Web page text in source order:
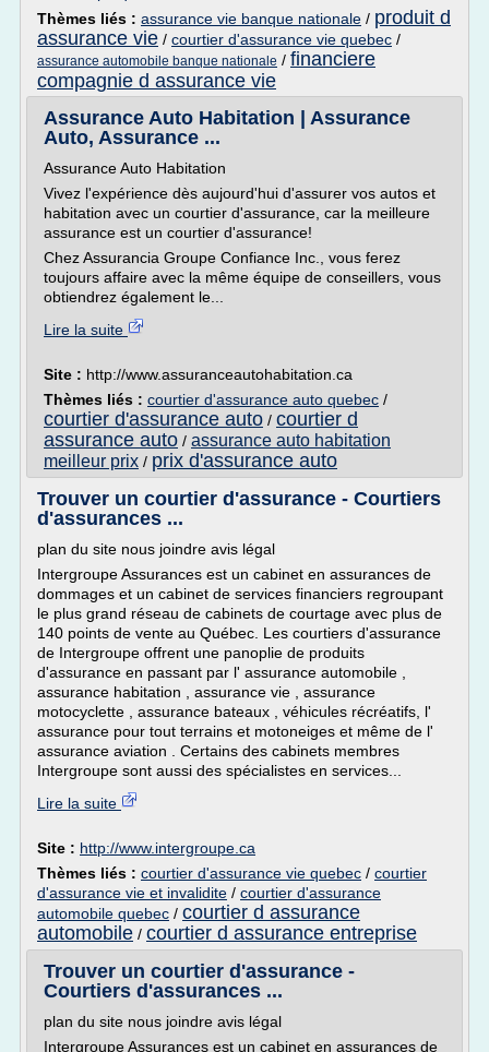
Thèmes liés : assurance vie banque nationale / produit d
assurance vie / courtier d'assurance vie quebec /
assurance automobile banque nationale / financiere
compagnie d assurance vie
Assurance Auto Habitation | Assurance
Auto, Assurance ...
Assurance Auto Habitation
Vivez l'expérience dès aujourd'hui d'assurer vos autos et
habitation avec un courtier d'assurance, car la meilleure
assurance est un courtier d'assurance!
Chez Assurancia Groupe Confiance Inc., vous ferez
toujours affaire avec la même équipe de conseillers, vous
obtiendrez également le...
Lire la suite
Site : http://www.assuranceautohabitation.ca
Thèmes liés : courtier d'assurance auto quebec /
courtier d'assurance auto / courtier d
assurance auto / assurance auto habitation
meilleur prix / prix d'assurance auto
Trouver un courtier d'assurance - Courtiers
d'assurances ...
plan du site nous joindre avis légal
Intergroupe Assurances est un cabinet en assurances de
dommages et un cabinet de services financiers regroupant
le plus grand réseau de cabinets de courtage avec plus de
140 points de vente au Québec. Les courtiers d'assurance
de Intergroupe offrent une panoplie de produits
d'assurance en passant par l' assurance automobile ,
assurance habitation , assurance vie , assurance
motocyclette , assurance bateaux , véhicules récréatifs, l'
assurance pour tout terrains et motoneiges et même de l'
assurance aviation . Certains des cabinets membres
Intergroupe sont aussi des spécialistes en services...
Lire la suite
Site : http://www.intergroupe.ca
Thèmes liés : courtier d'assurance vie quebec / courtier
d'assurance vie et invalidite / courtier d'assurance
automobile quebec / courtier d assurance
automobile / courtier d assurance entreprise
Trouver un courtier d'assurance -
Courtiers d'assurances ...
plan du site nous joindre avis légal
Intergroupe Assurances est un cabinet en assurances de